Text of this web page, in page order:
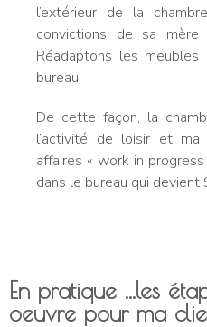
l’extérieur de la
convictions de sa mère
Réadaptons les
bureau.
De cette façon, la
l’activité de loisir et
affaires « work in
dans le bureau qui devient
En pratique ...les
oeuvre pour ma